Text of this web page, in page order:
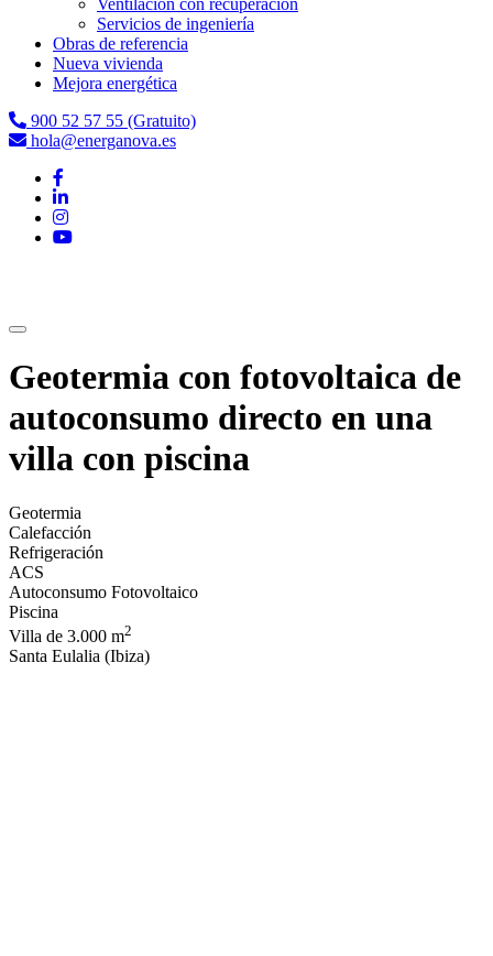
Ventilación con recuperación
Servicios de ingeniería
Obras de referencia
Nueva vivienda
Mejora energética
900 52 57 55 (Gratuito)
hola@energanova.es
Geotermia con fotovoltaica de
autoconsumo directo en una
villa con piscina
Geotermia
Calefacción
Refrigeración
ACS
Autoconsumo Fotovoltaico
Piscina
Villa de 3.000 m2
Santa Eulalia (Ibiza)